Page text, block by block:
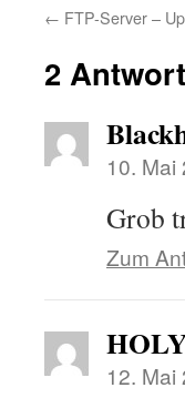
← FTP-Server –
2
10. Mai
Grob
Zum
12. Mai